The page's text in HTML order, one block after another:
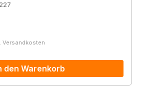
Versandkosten
den Warenkorb